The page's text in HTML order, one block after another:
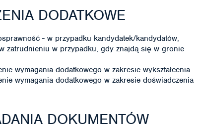
DODATKOWE
- w przypadku kandydatek/kandydatów,
zatrudnieniu w przypadku, gdy znajdą się w gronie
wymagania dodatkowego w zakresie wykształcenia
wymagania dodatkowego w zakresie doświadczenia
DOKUMENTÓW